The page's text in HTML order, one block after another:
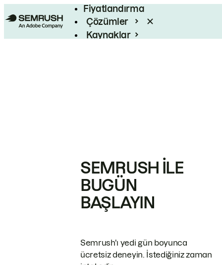
Fiyatlandırma
Çözümler
Kaynaklar
SEMRUSH ILE
BUGÜN
BAŞLAYIN
Semrush'ı yedi gün boyunca
ücretsiz deneyin. İstediğiniz zaman